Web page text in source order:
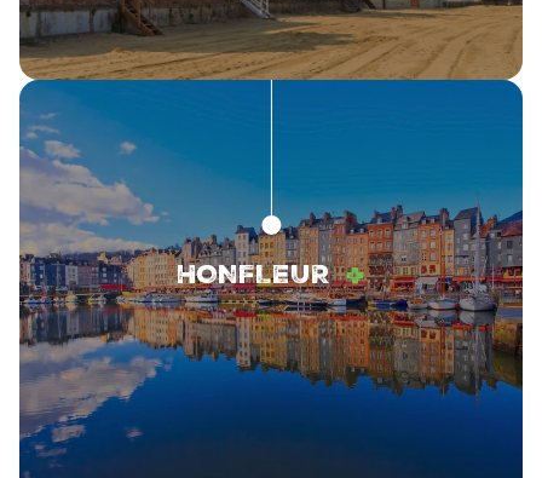
HONFLEUR+